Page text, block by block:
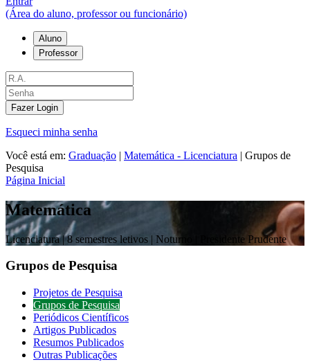
(Área do aluno, professor ou funcionário)
Aluno
Professor
Fazer Login
Esqueci minha senha
Você está em: Graduação | Matemática - Licenciatura | Grupos de
Pesquisa
Página Inicial
Matemática
Licenciatura |8 semestres letivos | Noturno | Presidente Prudente
Grupos de Pesquisa
Projetos de Pesquisa
Grupos de Pesquisa
Periódicos Científicos
Artigos Publicados
Resumos Publicados
Outras Publicações